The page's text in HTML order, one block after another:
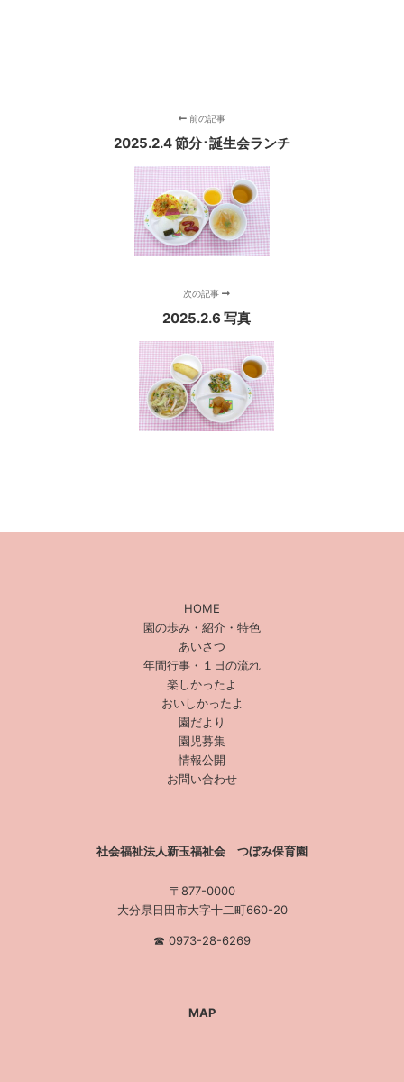
前の記事
2025.2.4 節分･誕生会ランチ
次の記事
2025.2.6 写真
HOME
園の歩み・紹介・特色
あいさつ
年間行事・１日の流れ
楽しかったよ
おいしかったよ
園だより
園児募集
情報公開
お問い合わせ
社会福祉法人新玉福祉会 つぼみ保育園
〒877-0000
大分県日田市大字十二町660-20
☎︎ 0973-28-6269
MAP